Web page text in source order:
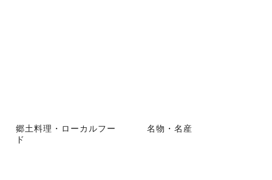
郷土料理・ローカルフー
ド
名物・名産